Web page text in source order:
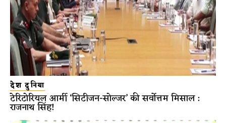
देश दुनिया
टेरिटोरियल आर्मी ‘सिटीजन-सोल्जर’ की सर्वोत्तम मिसाल :
राजनाथ सिंह!